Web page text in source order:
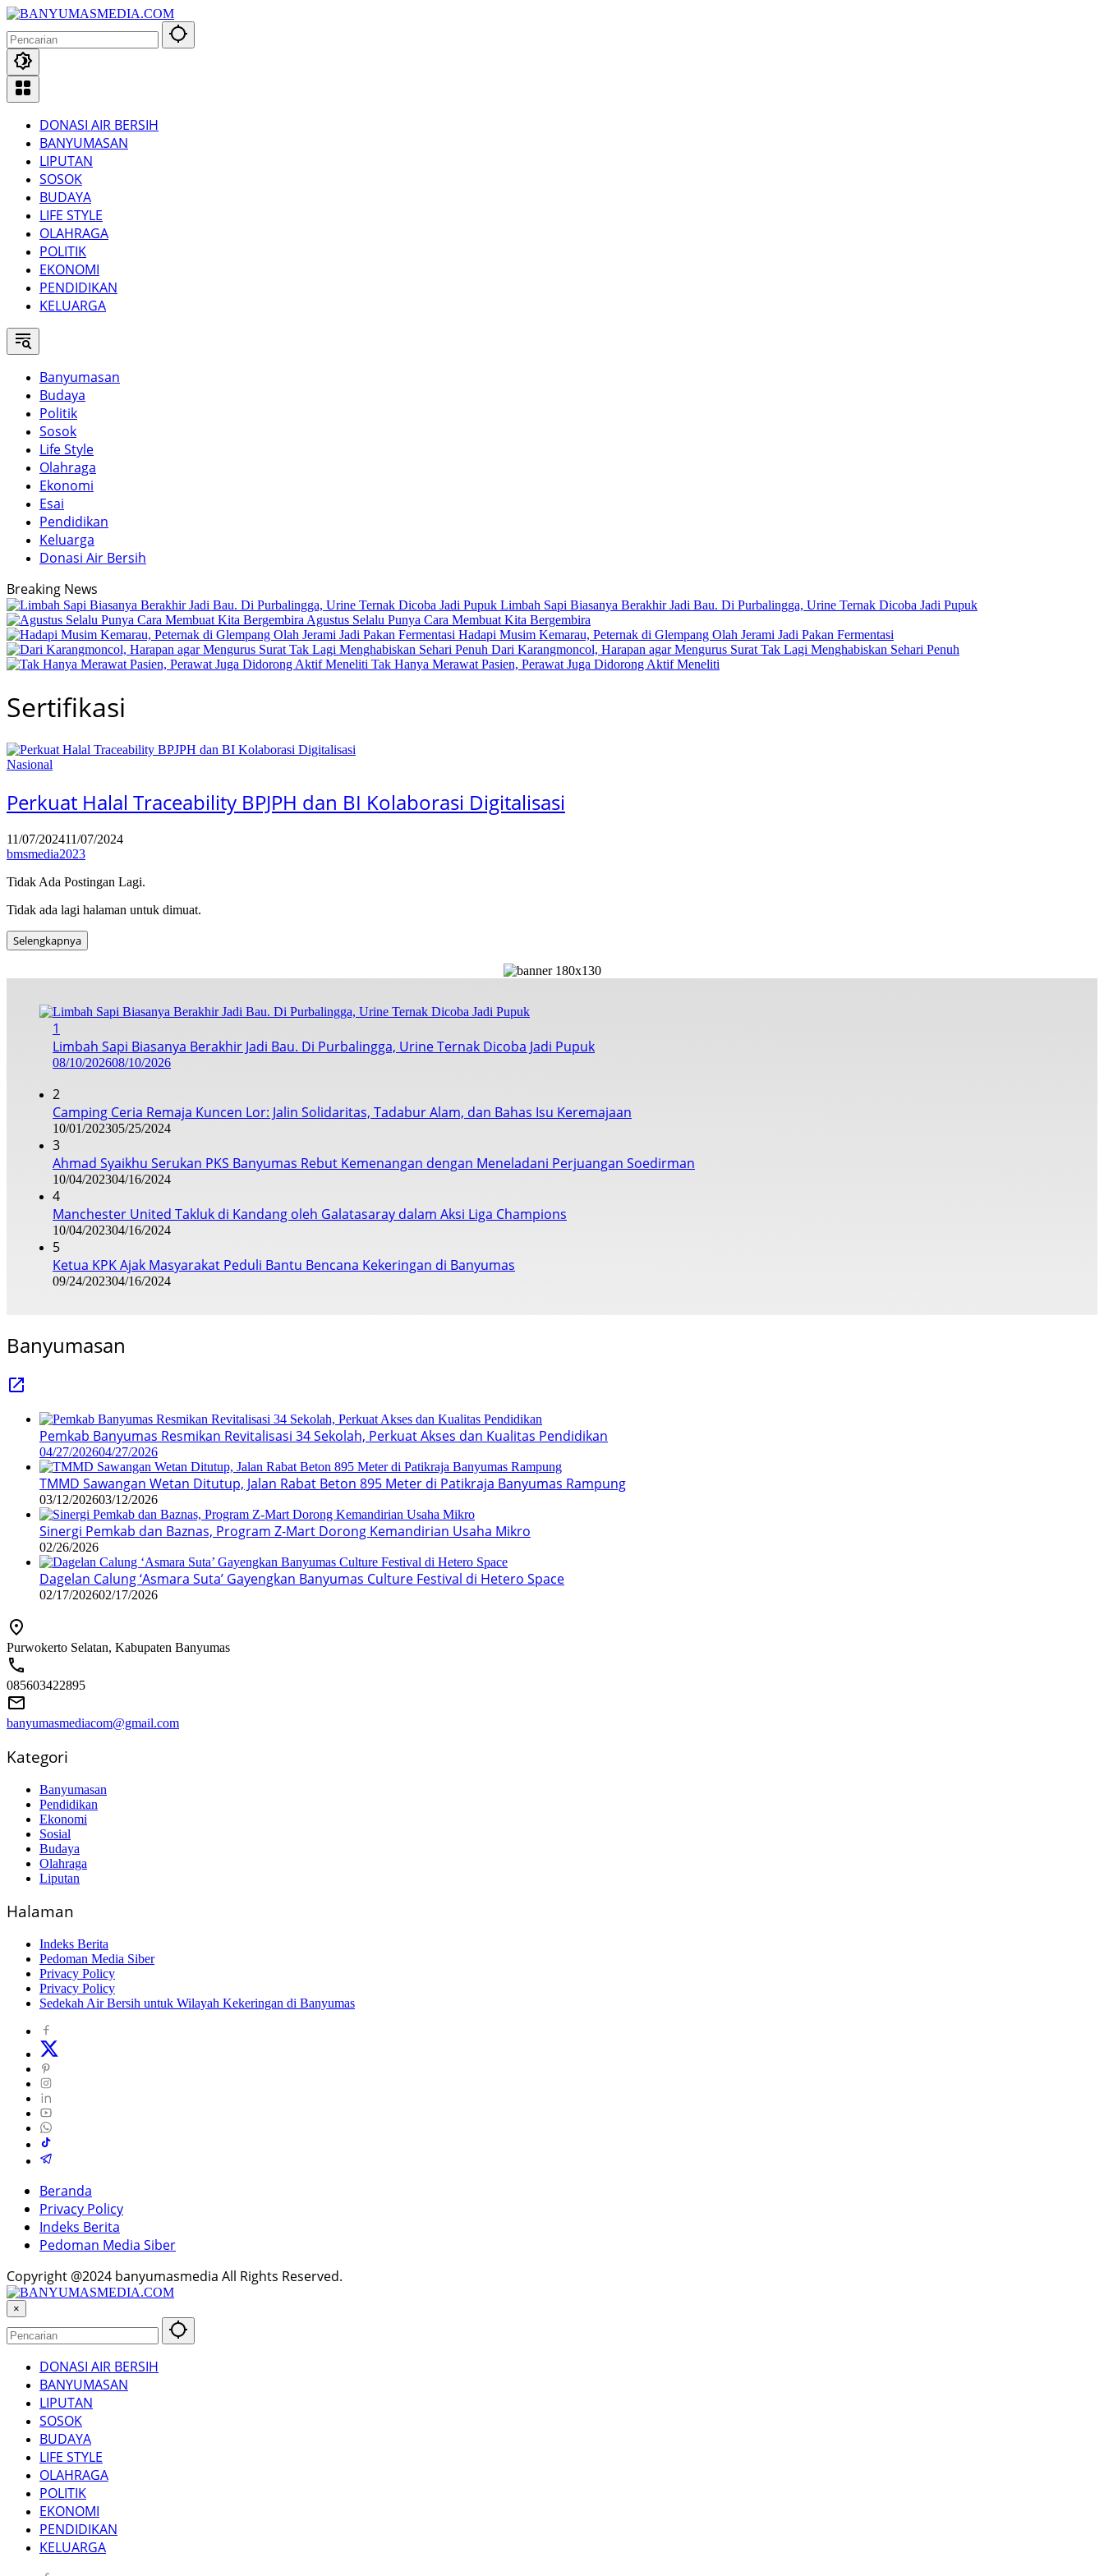
Langsung
konten
DONASI AIR BERSIH
BANYUMASAN
LIPUTAN
SOSOK
BUDAYA
LIFE STYLE
OLAHRAGA
POLITIK
EKONOMI
PENDIDIKAN
KELUARGA
Banyumasan
Budaya
Politik
Sosok
Life Style
Olahraga
Ekonomi
Esai
Pendidikan
Keluarga
Donasi Air Bersih
Breaking News
Limbah Sapi Biasanya Berakhir Jadi Bau. Di Purbalingga, Urine Ternak Dicoba Jadi Pupuk
Agustus Selalu Punya Cara Membuat Kita Bergembira
Hadapi Musim Kemarau, Peternak di Glempang Olah Jerami Jadi Pakan Fermentasi
Dari Karangmoncol, Harapan agar Mengurus Surat Tak Lagi Menghabiskan Sehari Penuh
Tak Hanya Merawat Pasien, Perawat Juga Didorong Aktif Meneliti
Sertifikasi
Nasional
Perkuat Halal Traceability BPJPH dan BI Kolaborasi Digitalisasi
11/07/202411/07/2024
bmsmedia2023
Tidak Ada Postingan Lagi.
Tidak ada lagi halaman untuk dimuat.
Selengkapnya
1
Limbah Sapi Biasanya Berakhir Jadi Bau. Di Purbalingga, Urine Ternak Dicoba Jadi Pupuk
08/10/202608/10/2026
2
Camping Ceria Remaja Kuncen Lor: Jalin Solidaritas, Tadabur Alam, dan Bahas Isu Keremajaan
10/01/202305/25/2024
3
Ahmad Syaikhu Serukan PKS Banyumas Rebut Kemenangan dengan Meneladani Perjuangan Soedirman
10/04/202304/16/2024
4
Manchester United Takluk di Kandang oleh Galatasaray dalam Aksi Liga Champions
10/04/202304/16/2024
5
Ketua KPK Ajak Masyarakat Peduli Bantu Bencana Kekeringan di Banyumas
09/24/202304/16/2024
Banyumasan
Pemkab Banyumas Resmikan Revitalisasi 34 Sekolah, Perkuat Akses dan Kualitas Pendidikan
04/27/202604/27/2026
TMMD Sawangan Wetan Ditutup, Jalan Rabat Beton 895 Meter di Patikraja Banyumas Rampung
03/12/202603/12/2026
Sinergi Pemkab dan Baznas, Program Z-Mart Dorong Kemandirian Usaha Mikro
02/26/2026
Dagelan Calung ‘Asmara Suta’ Gayengkan Banyumas Culture Festival di Hetero Space
02/17/202602/17/2026
Purwokerto Selatan, Kabupaten Banyumas
085603422895
banyumasmediacom@gmail.com
Kategori
Banyumasan
Pendidikan
Ekonomi
Sosial
Budaya
Olahraga
Liputan
Halaman
Indeks Berita
Pedoman Media Siber
Privacy Policy
Privacy Policy
Sedekah Air Bersih untuk Wilayah Kekeringan di Banyumas
Beranda
Privacy Policy
Indeks Berita
Pedoman Media Siber
Copyright @2024 banyumasmedia All Rights Reserved.
×
DONASI AIR BERSIH
BANYUMASAN
LIPUTAN
SOSOK
BUDAYA
LIFE STYLE
OLAHRAGA
POLITIK
EKONOMI
PENDIDIKAN
KELUARGA